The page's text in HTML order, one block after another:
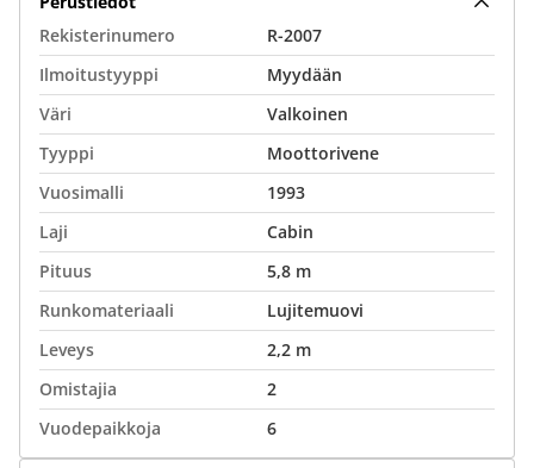
Rekisterinumero
R-2007
Ilmoitustyyppi
Myydään
Väri
Valkoinen
Tyyppi
Moottorivene
Vuosimalli
1993
Laji
Cabin
Pituus
5,8 m
Runkomateriaali
Lujitemuovi
Leveys
2,2 m
Omistajia
2
Vuodepaikkoja
6